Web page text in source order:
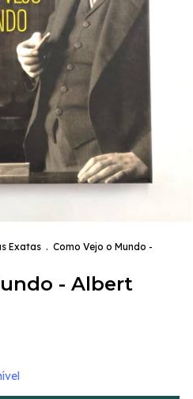
Exatas . Como Vejo o Mundo -
- Albert